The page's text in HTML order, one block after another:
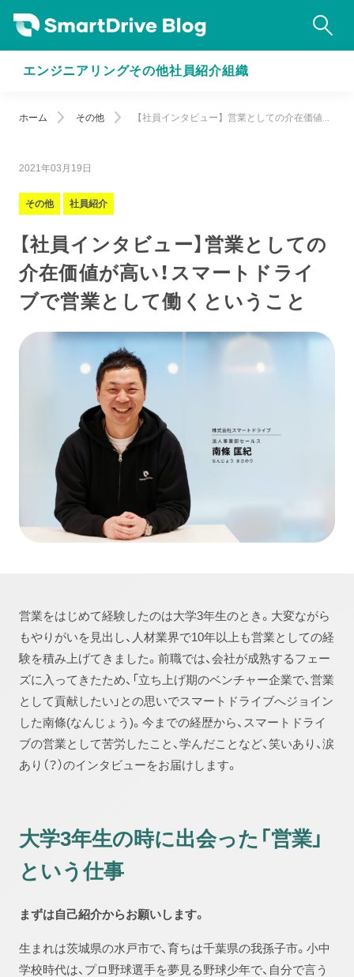
エンジニアリングその他社員紹介組織
ホーム その他 【社員インタビュー】営業としての介在価値...
2021年03月19日
その他 社員紹介
【社員インタビュー】営業としての
介在価値が高い！スマートドライ
ブで営業として働くということ
営業をはじめて経験したのは大学3年生のとき。大変ながら
もやりがいを見出し、人材業界で10年以上も営業としての経
験を積み上げてきました。前職では、会社が成熟するフェー
ズに入ってきたため、「立ち上げ期のベンチャー企業で、営業
として貢献したい」との思いでスマートドライブへジョイン
した南條(なんじょう)。今までの経歴から、スマートドライ
ブの営業として苦労したこと、学んだことなど、笑いあり、涙
あり（？）のインタビューをお届けします。
大学3年生の時に出会った「営業」
という仕事
まずは自己紹介からお願いします。
生まれは茨城県の水戸市で、育ちは千葉県の我孫子市。小中
学校時代は、プロ野球選手を夢見る野球少年で、自分で言う